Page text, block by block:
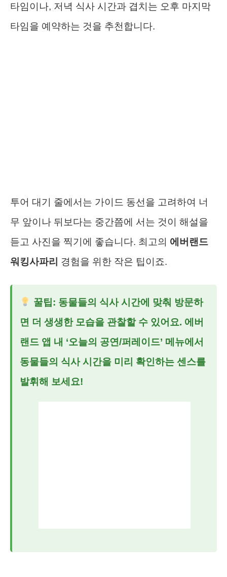
타임이나, 저녁 식사 시간과 겹치는 오후 마지막
타임을 예약하는 것을 추천합니다.
투어 대기 줄에서는 가이드 동선을 고려하여 너
무 앞이나 뒤보다는 중간쯤에 서는 것이 해설을
듣고 사진을 찍기에 좋습니다. 최고의 에버랜드
워킹사파리 경험을 위한 작은 팁이죠.
꿀팁: 동물들의 식사 시간에 맞춰 방문하
면 더 생생한 모습을 관찰할 수 있어요. 에버
랜드 앱 내 ‘오늘의 공연/퍼레이드’ 메뉴에서
동물들의 식사 시간을 미리 확인하는 센스를
발휘해 보세요!